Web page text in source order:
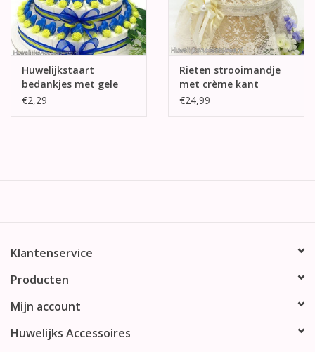
Huwelijkstaart
bedankjes met gele
roosjes en hartjes
€2,29
Rieten strooimandje
met crème kant
€24,99
Klantenservice
Producten
Mijn account
Huwelijks Accessoires